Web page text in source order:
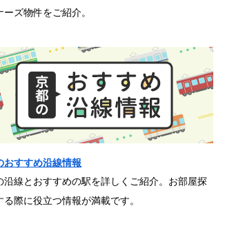
ーズ物件をご紹介。
おすすめ沿線情報
沿線とおすすめの駅を詳しくご紹介。お部屋探
る際に役立つ情報が満載です。